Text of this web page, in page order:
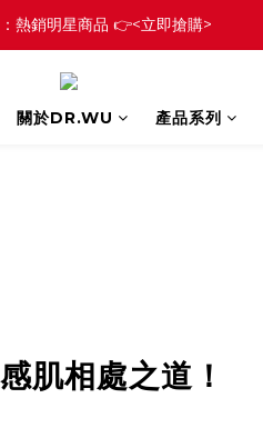
熱銷明星商品 👉<立即搶購>
關於DR.WU 產品系列
肌相處之道！